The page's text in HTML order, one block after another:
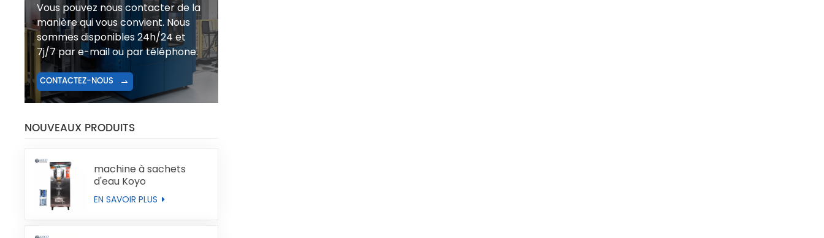
Vous pouvez nous contacter de la
manière qui vous convient. Nous
sommes disponibles 24h/24 et
7j/7 par e-mail ou par téléphone.
CONTACTEZ-NOUS
NOUVEAUX PRODUITS
machine à sachets
d'eau Koyo
EN SAVOIR PLUS